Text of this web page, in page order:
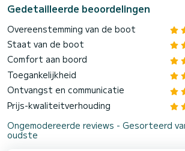
Gedetailleerde beoordelingen
Overeenstemming van de boot
Staat van de boot
Comfort aan boord
Toegankelijkheid
Ontvangst en communicatie
Prijs-kwaliteitverhouding
Ongemodereerde reviews - Gesorteerd
oudste